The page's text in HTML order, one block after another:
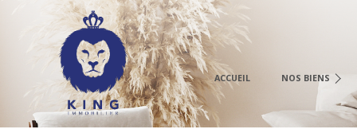
ACCUEIL NOS BIENS
Neuf
Vente Immo Pro